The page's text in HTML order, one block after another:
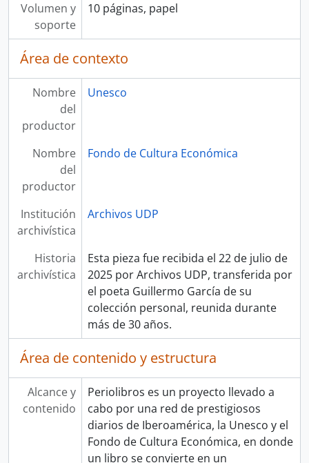
Volumen y
soporte
10 páginas, papel
Área de contexto
Nombre
del
productor
Unesco
Nombre
del
productor
Fondo de Cultura Económica
Institución
archivística
Archivos UDP
Historia
archivística
Esta pieza fue recibida el 22 de julio de
2025 por Archivos UDP, transferida por
el poeta Guillermo García de su
colección personal, reunida durante
más de 30 años.
Área de contenido y estructura
Alcance y
contenido
Periolibros es un proyecto llevado a
cabo por una red de prestigiosos
diarios de Iberoamérica, la Unesco y el
Fondo de Cultura Económica, en donde
un libro se convierte en un